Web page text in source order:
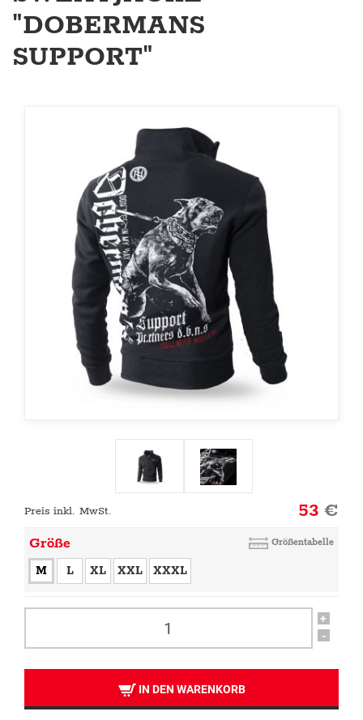
"DOBERMANS
SUPPORT"
Preis inkl. MwSt. 53€
Größe Größentabelle
M L XL XXL XXXL
+
-
IN DEN WARENKORB